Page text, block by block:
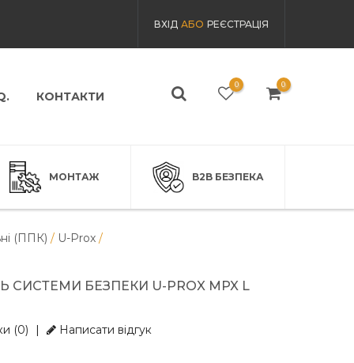
ВХІД АБО РЕЄСТРАЦІЯ
КОНТАКТИ
0 0
МОНТАЖ B2B БЕЗПЕКА
(ППК) / U-Prox /
БЕЗПЕКИ U-PROX MPX L
(0) | Написати відгук